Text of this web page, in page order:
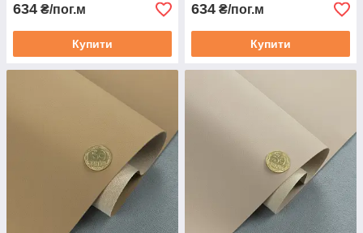
634 ₴/пог.м
Купити
634 ₴/пог.м
Купити